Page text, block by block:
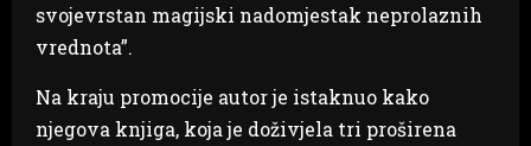
svojevrstan magijski nadomjestak neprolaznih
vrednota”.
Na kraju promocije autor je istaknuo kako
njegova knjiga, koja je doživjela tri proširena